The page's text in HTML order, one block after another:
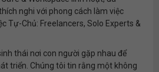
nghi với phong cách làm việc
Tự-Chủ: Freelancers, Solo Experts &
thái nơi con người gặp nhau để
triển. Chúng tôi tin rằng một không